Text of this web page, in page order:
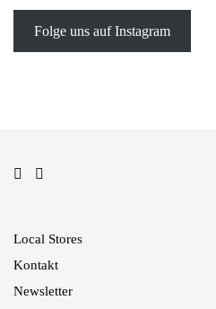
Folge uns auf Instagram
Local Stores
Kontakt
Newsletter